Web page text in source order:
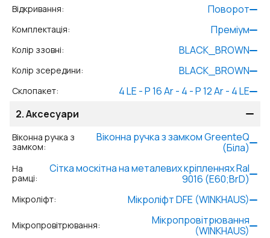
Відкривання: Поворот
Комплектація: Преміум
Колір ззовні: BLACK_BROWN
Колір зсередини: BLACK_BROWN
Склопакет:
4 LE - P 16 Ar - 4 - P 12 Ar - 4 LE
2.Аксесуари
Віконна ручка з
замком:
Віконна ручка з замком GreenteQ
(Біла)
На
рамці:
Сітка москітна на металевих кріпленнях Ral
9016 (Е60;BrD)
Мікроліфт: Мікроліфт DFE (WINKHAUS)
Мікропровітрювання:
Мікропровітрювання
(WINKHAUS)